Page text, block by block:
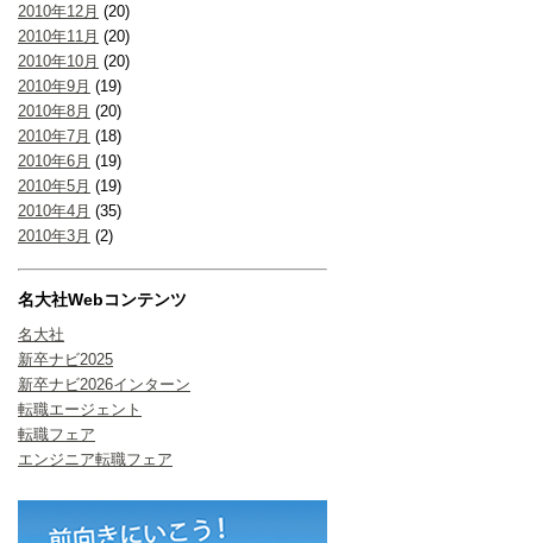
2010年12月 (20)
2010年11月 (20)
2010年10月 (20)
2010年9月 (19)
2010年8月 (20)
2010年7月 (18)
2010年6月 (19)
2010年5月 (19)
2010年4月 (35)
2010年3月 (2)
名大社Webコンテンツ
名大社
新卒ナビ2025
新卒ナビ2026インターン
転職エージェント
転職フェア
エンジニア転職フェア